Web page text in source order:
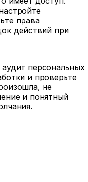
права
действий при
персональных
и проверьте
не
и понятный